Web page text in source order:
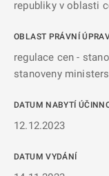
republiky v oblasti
OBLAST PRÁVNÍ
regulace cen -
stanoveny
DATUM NABYTÍ
12.12.2023
DATUM VYDÁNÍ